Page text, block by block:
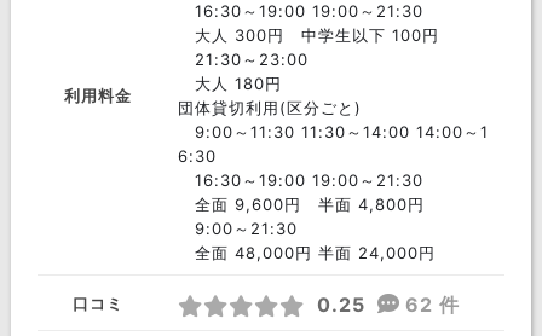
利用料金
16:30～19:00 19:00～21:30
大人 300円 中学生以下 100円
21:30～23:00
大人 180円
団体貸切利用(区分ごと)
9:00～11:30 11:30～14:00 14:00～1
6:30
16:30～19:00 19:00～21:30
全面 9,600円 半面 4,800円
9:00～21:30
全面 48,000円 半面 24,000円
口コミ 0.25 62 件